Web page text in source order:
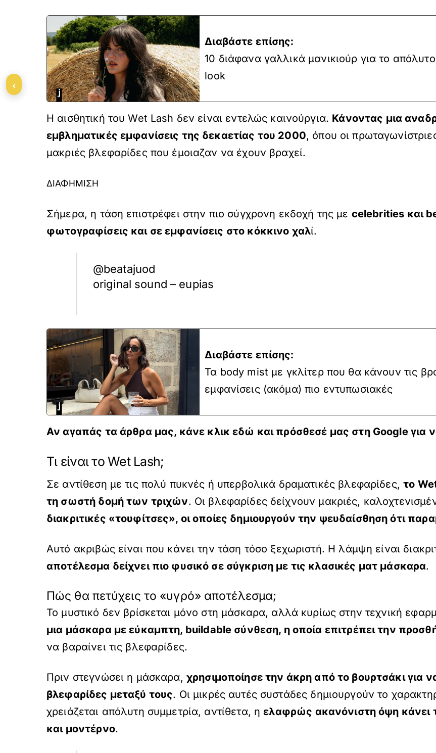
Διαβάστε επίσης:
10 διάφανα γαλλικά μανικιούρ για το
look
Η αισθητική του Wet Lash δεν είναι εντελώς καινούργια. Κάνοντας μια
εμβληματικές εμφανίσεις της δεκαετίας του 2000, όπου οι
μακριές βλεφαρίδες που έμοιαζαν να έχουν βραχεί.
ΔΙΑΦΗΜΙΣΗ
Σήμερα, η τάση επιστρέφει στην πιο σύγχρονη εκδοχή της με celebrities και
φωτογραφίσεις και σε εμφανίσεις στο κόκκινο χαλί.
@beatajuod
original sound – eupias
Διαβάστε επίσης:
Τα body mist με γκλίτερ που θα κάνουν τις
εμφανίσεις (ακόμα) πιο εντυπωσιακές
Αν αγαπάς τα άρθρα μας, κάνε κλικ εδώ και πρόσθεσέ μας στη Google για
Τι είναι το Wet Lash;
Σε αντίθεση με τις πολύ πυκνές ή υπερβολικά δραματικές βλεφαρίδες,το
τη σωστή δομή των τριχών. Οι βλεφαρίδες δείχνουν μακριές,
διακριτικές «τουφίτσες», οι οποίες δημιουργούν την ψευδαίσθηση ότι
Αυτό ακριβώς είναι που κάνει την τάση τόσο ξεχωριστή. Η λάμψη είναι
αποτέλεσμα δείχνει πιο φυσικό σε σύγκριση με τις κλασικές ματ μάσκαρα.
Πώς θα πετύχεις το «υγρό» αποτέλεσμα;
Το μυστικό δεν βρίσκεται μόνο στη μάσκαρα, αλλά κυρίως στην τεχνική
μια μάσκαρα με εύκαμπτη, buildable σύνθεση, η οποία επιτρέπει την
να βαραίνει τις βλεφαρίδες.
Πριν στεγνώσει η μάσκαρα, χρησιμοποίησε την άκρη από το βουρτσάκι για
βλεφαρίδες μεταξύ τους. Οι μικρές αυτές συστάδες δημιουργούν το
χρειάζεται απόλυτη συμμετρία, αντίθετα, ηελαφρώς ακανόνιστη όψη κάνει
και μοντέρνο.
‹